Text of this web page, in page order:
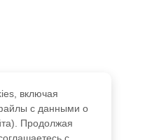
включая
с данными о
Продолжая